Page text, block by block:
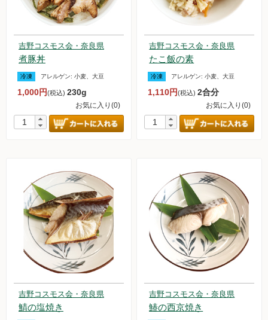
食べもの百科（書籍）
ご利用ガイド
お買い物について
取扱いアイテム数について
カートについて
返品・キャンセルについて
お支払い方法について
賞味期限について
よくあるご質問
オルター品もの
取扱店のご紹介
吉野コスモス会・奈良県
煮豚丼
冷凍 アレルゲン: 小麦、大豆
1,000円(税込) 230g
お気に入り(0)
吉野コスモス会・奈良県
たこ飯の素
冷凍 アレルゲン:小麦、大豆
1,110円(税込)2合分
お気に入り(0)
吉野コスモス会・奈良県
鯖の塩焼き
吉野コスモス会・奈良県
鰆の西京焼き